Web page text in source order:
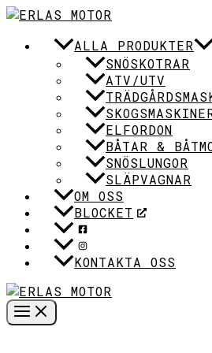
HOPPA
INNEHÅLL ALLA PRODUKTER
SNÖSKOTRAR
ATV/UTV
ELFORDON
BÅTAR &
SNÖSLUNGOR
SLÄPVAGNAR
OM OSS
BLOCKET
KONTAKTA OSS